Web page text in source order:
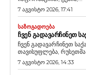
7 აგვისტო 2026, 17:41
ᲡᲐᲖᲝᲒᲐᲓᲝᲔᲑᲐ
ᲩᲕᲔᲜ ᲒᲐᲓᲐᲕᲐᲠᲩᲘᲜᲔᲗ
ჩვენ გადავარჩინეთ
თავისუფლება, რუსეთმა
7 აგვისტო 2026, 14:33